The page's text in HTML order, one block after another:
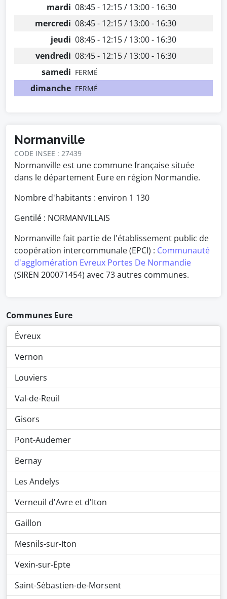
mardi 08:45 - 12:15 / 13:00 - 16:30
mercredi 08:45 - 12:15 / 13:00 - 16:30
jeudi 08:45 - 12:15 / 13:00 - 16:30
vendredi 08:45 - 12:15 / 13:00 - 16:30
samedi FERMÉ
dimanche FERMÉ
Normanville
CODE INSEE : 27439
Normanville est une commune française située
dans le département Eure en région Normandie.
Nombre d'habitants : environ 1 130
Gentilé : NORMANVILLAIS
Normanville fait partie de l'établissement public de
coopération intercommunale (EPCI) : Communauté
d'agglomération Evreux Portes De Normandie
(SIREN 200071454) avec 73 autres communes.
Communes Eure
Évreux
Vernon
Louviers
Val-de-Reuil
Gisors
Pont-Audemer
Bernay
Les Andelys
Verneuil d'Avre et d'Iton
Gaillon
Mesnils-sur-Iton
Vexin-sur-Epte
Saint-Sébastien-de-Morsent